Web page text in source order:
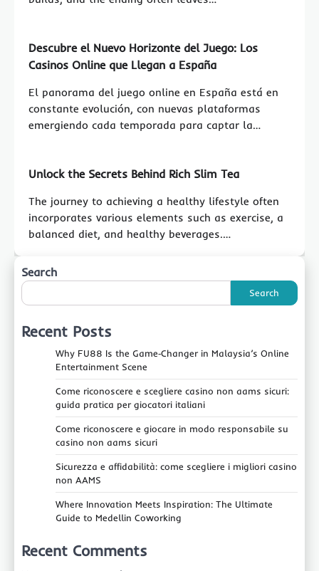
Descubre el Nuevo Horizonte del Juego: Los
Casinos Online que Llegan a España
El panorama del juego online en España está en
constante evolución, con nuevas plataformas
emergiendo cada temporada para captar la…
Unlock the Secrets Behind Rich Slim Tea
The journey to achieving a healthy lifestyle often
incorporates various elements such as exercise, a
balanced diet, and healthy beverages.…
Search
Search
Recent Posts
Why FU88 Is the Game‑Changer in Malaysia’s Online
Entertainment Scene
Come riconoscere e scegliere casino non aams sicuri:
guida pratica per giocatori italiani
Come riconoscere e giocare in modo responsabile su
casino non aams sicuri
Sicurezza e affidabilità: come scegliere i migliori casino
non AAMS
Where Innovation Meets Inspiration: The Ultimate
Guide to Medellin Coworking
Recent Comments